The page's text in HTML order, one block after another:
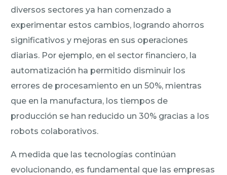
diversos sectores ya han comenzado a
experimentar estos cambios, logrando ahorros
significativos y mejoras en sus operaciones
diarias. Por ejemplo, en el sector financiero, la
automatización ha permitido disminuir los
errores de procesamiento en un 50%, mientras
que en la manufactura, los tiempos de
producción se han reducido un 30% gracias a los
robots colaborativos.
A medida que las tecnologías continúan
evolucionando, es fundamental que las empresas